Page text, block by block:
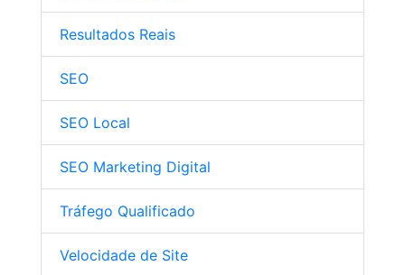
Resultados Reais
SEO
SEO Local
SEO Marketing Digital
Tráfego Qualificado
Velocidade de Site